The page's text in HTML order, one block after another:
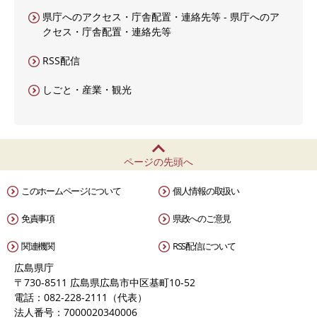
県庁へのアクセス・庁舎配置・連絡先等 - 県庁へのア
クセス・庁舎配置・連絡先等
RSS配信
しごと・産業・観光
ページの先頭へ
このホームページについて 個人情報の取扱い
免責事項 県政へのご意見
関連機関 RSS配信について
広島県庁
〒730-8511 広島県広島市中区基町10-52
電話：082-228-2111（代表）
法人番号：7000020340006